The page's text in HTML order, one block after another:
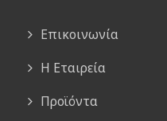
Επικοινωνία
Η Εταιρεία
Προϊόντα